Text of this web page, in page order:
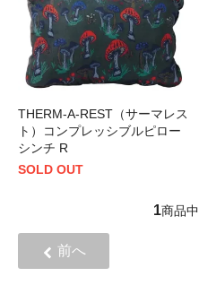
THERM-A-REST（サーマレス
ト）コンプレッシブルピロー
シンチ R
SOLD OUT
1商品中
前へ